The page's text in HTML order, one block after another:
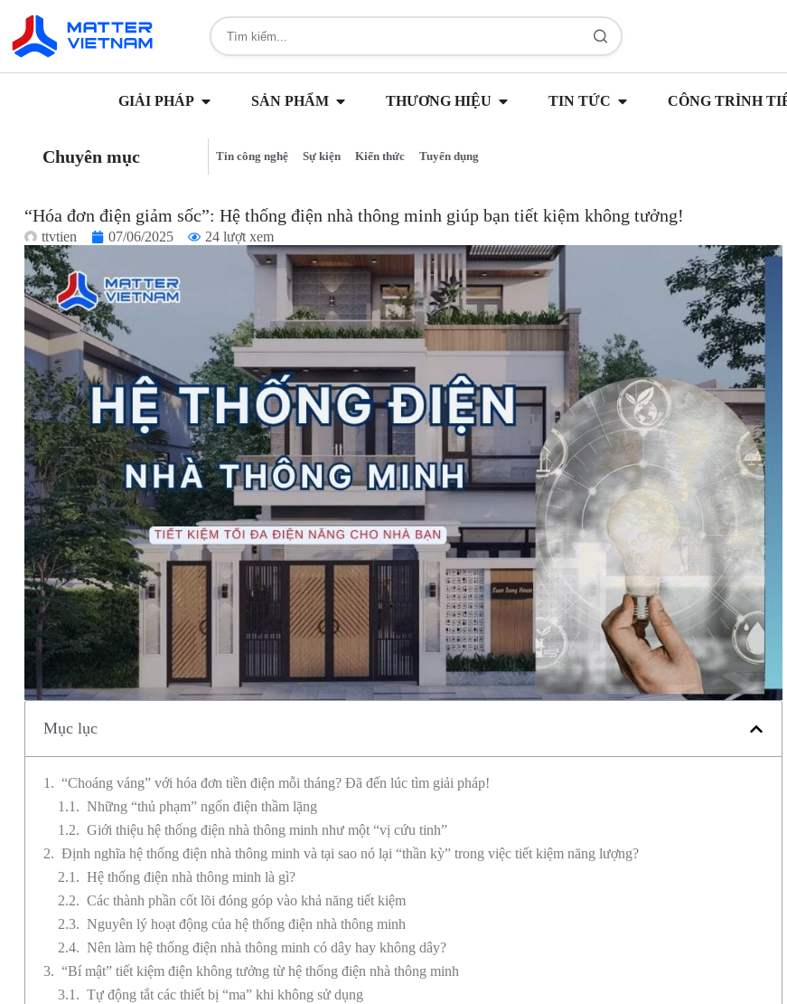
GIẢI PHÁP SẢN PHẨM THƯƠNG HIỆU TIN TỨC CÔNG TRÌNH
Chuyên mục Tin công nghệ Sự kiện Kiến thức Tuyển dụng
“Hóa đơn điện giảm sốc”: Hệ thống điện nhà thông minh giúp bạn tiết kiệm không tưởng!
ttvtien 07/06/2025 24 lượt xem
Mục lục
“Choáng váng” với hóa đơn tiền điện mỗi tháng? Đã đến lúc tìm giải pháp!
Những “thủ phạm” ngốn điện thầm lặng
Giới thiệu hệ thống điện nhà thông minh như một “vị cứu tinh”
Định nghĩa hệ thống điện nhà thông minh và tại sao nó lại “thần kỳ” trong việc tiết kiệm năng lượng?
Hệ thống điện nhà thông minh là gì?
Các thành phần cốt lõi đóng góp vào khả năng tiết kiệm
Nguyên lý hoạt động của hệ thống điện nhà thông minh
Nên làm hệ thống điện nhà thông minh có dây hay không dây?
“Bí mật” tiết kiệm điện không tưởng từ hệ thống điện nhà thông minh
Tự động tắt các thiết bị “ma” khi không sử dụng